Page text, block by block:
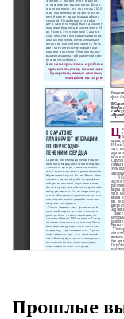
Прошлые